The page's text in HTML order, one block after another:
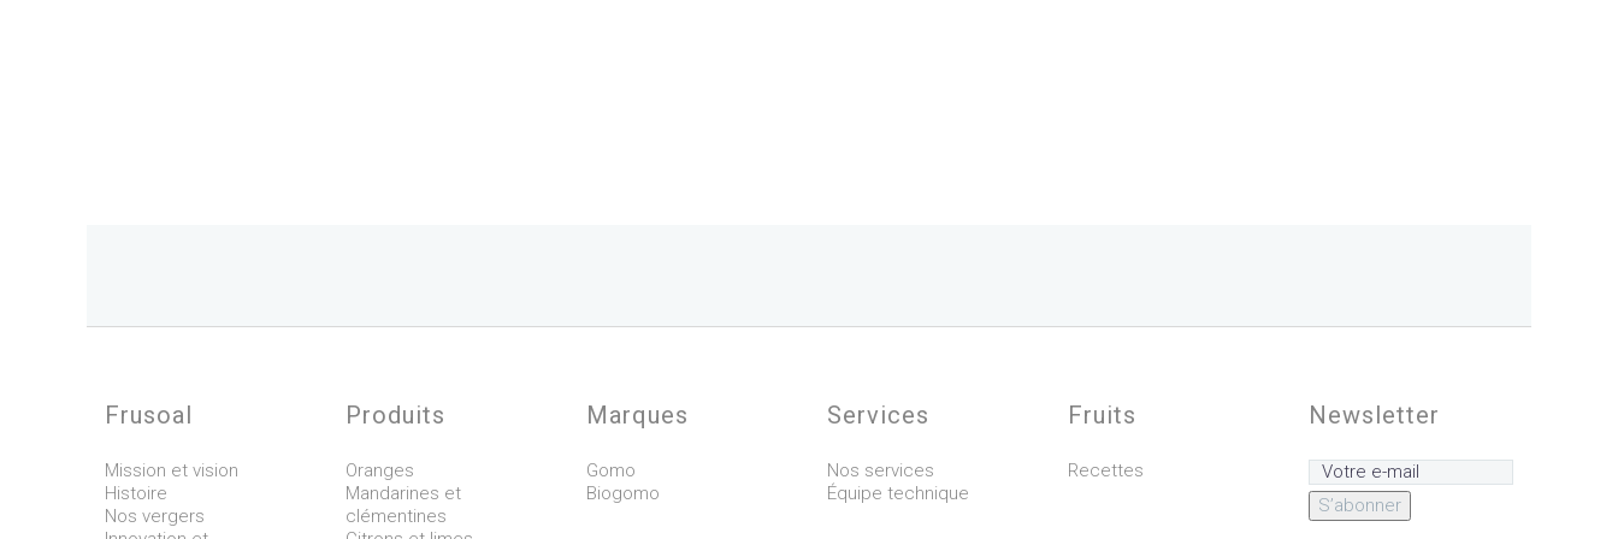
Frusoal
Mission et vision
Histoire
Nos vergers
Produits
Oranges
Mandarines et
clémentines
Marques
Gomo
Biogomo
Services
Nos services
Équipe technique
Fruits
Recettes
Newsletter
S’abonner